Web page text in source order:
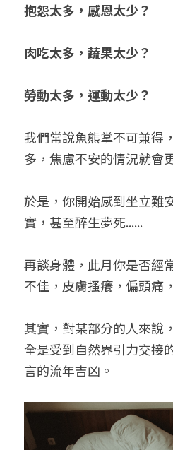
抱怨太多，感恩太少？
肉吃太多，蔬果太少？
勞動太多，運動太少？
我們常說魚熊掌不可兼得
多，焦慮不安的情況就會
於是，你開始感到坐立難
實，甚至醉生夢死......
再談身體，此月你是否經
不佳，皮膚搔癢，偏頭痛
其實，對某部分的人來說
全是受到自然界引力交接
言的流年吉凶。